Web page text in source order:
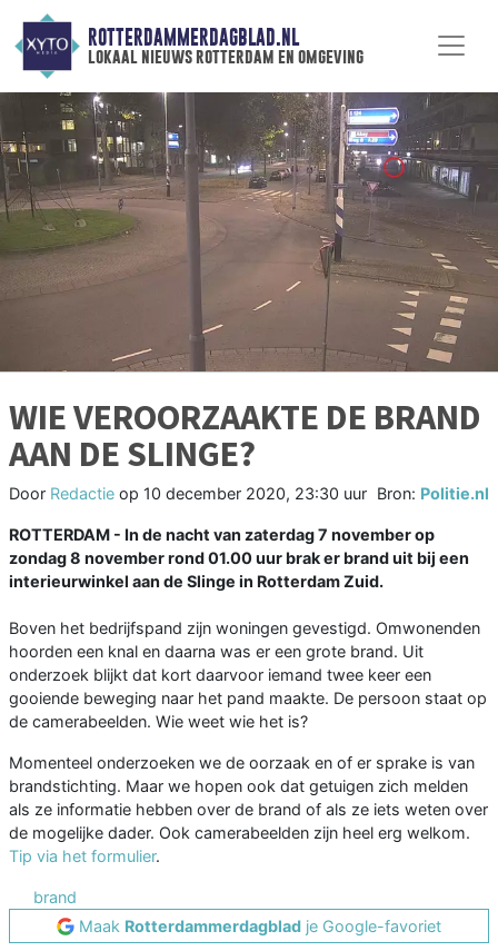
ROTTERDAMMERDAGBLAD.NL
lokaal nieuws rotterdam en omgeving
WIE VEROORZAAKTE DE BRAND
AAN DE SLINGE?
Door Redactie op 10 december 2020, 23:30 uur Bron: Politie.nl
ROTTERDAM - In de nacht van zaterdag 7 november op
zondag 8 november rond 01.00 uur brak er brand uit bij een
interieurwinkel aan de Slinge in Rotterdam Zuid.
Boven het bedrijfspand zijn woningen gevestigd. Omwonenden
hoorden een knal en daarna was er een grote brand. Uit
onderzoek blijkt dat kort daarvoor iemand twee keer een
gooiende beweging naar het pand maakte. De persoon staat op
de camerabeelden. Wie weet wie het is?
Momenteel onderzoeken we de oorzaak en of er sprake is van
brandstichting. Maar we hopen ook dat getuigen zich melden
als ze informatie hebben over de brand of als ze iets weten over
de mogelijke dader. Ook camerabeelden zijn heel erg welkom.
Tip via het formulier.
brand
Maak Rotterdammerdagblad je Google-favoriet